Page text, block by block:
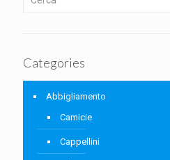
Categories
Abbigliamento
Camicie
Cappellini